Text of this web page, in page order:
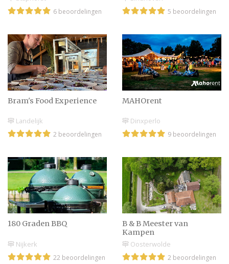
6 beoordelingen 5 beoordelingen
Bram's Food Experience
Landelijk
2 beoordelingen
MAHOrent
Dinxperlo
9 beoordelingen
180 Graden BBQ
Nijkerk
22 beoordelingen
B & B Meester van
Kampen
Oosterwolde
2 beoordelingen